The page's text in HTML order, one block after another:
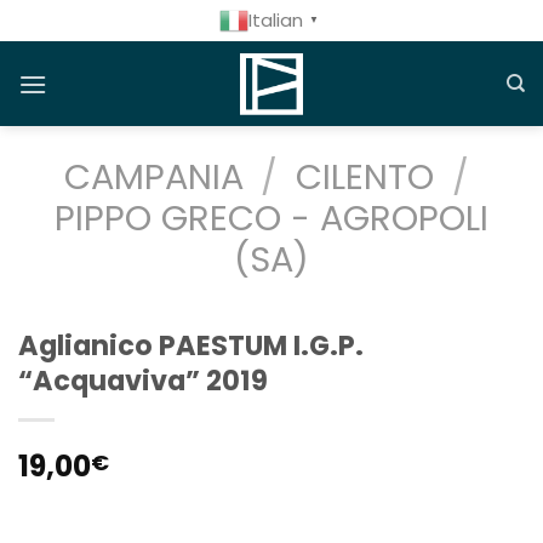
ai
contenuti
Italian ▼
CAMPANIA / CILENTO /
PIPPO GRECO - AGROPOLI
(SA)
Aglianico PAESTUM I.G.P.
“Acquaviva” 2019
19,00€